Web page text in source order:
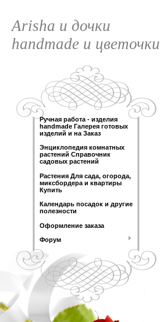
Arisha и дочки
handmade и цветочки
Ручная работа - изделия
handmade Галерея готовых
изделий и на Заказ
Энциклопедия комнатных
растений Справочник
садовых растений
Растения Для сада, огорода,
миксбордера и квартиры
Купить
Календарь посадок и другие
полезности
Оформление заказа
Форум